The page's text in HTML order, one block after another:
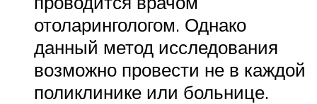
отоларингологом. Однако
данный метод исследования
возможно провести не в каждой
поликлинике или больнице.